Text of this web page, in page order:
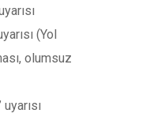
(Yol
olumsuz